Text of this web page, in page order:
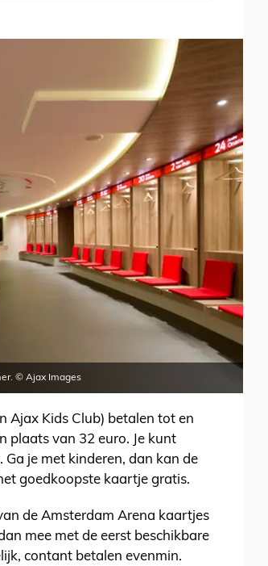
© Ajax Images
Ajax Kids Club) betalen tot en
plaats van 32 euro. Je kunt
je met kinderen, dan kan de
goedkoopste kaartje gratis.
de Amsterdam Arena kaartjes
mee met de eerst beschikbare
contant betalen evenmin.